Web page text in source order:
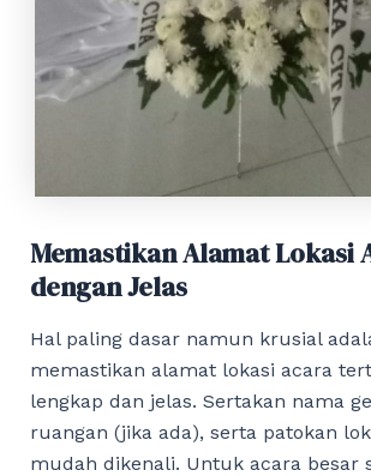
Memastikan Alamat Lokasi
dengan Jelas
Hal paling dasar namun krusial
memastikan alamat lokasi acara
lengkap dan jelas. Sertakan nama
ruangan (jika ada), serta patokan
mudah dikenali. Untuk acara besar